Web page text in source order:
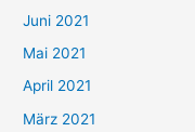
c
h
:
Juni 2021
Mai 2021
April 2021
März 2021